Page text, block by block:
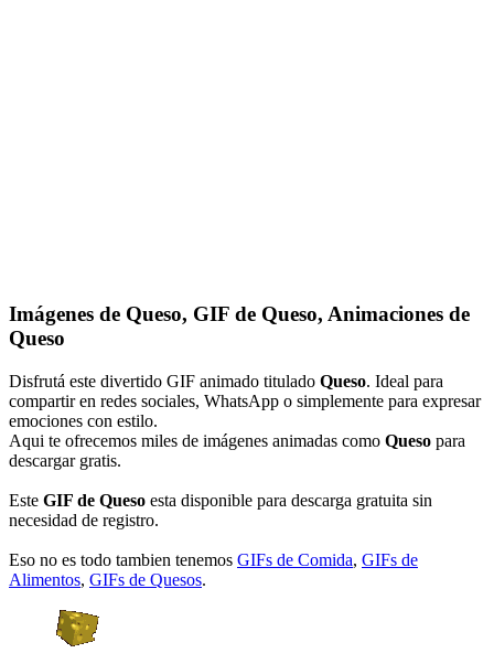
Imágenes de Queso, GIF de Queso, Animaciones de
Queso
Disfrutá este divertido GIF animado titulado Queso. Ideal para
compartir en redes sociales, WhatsApp o simplemente para expresar
emociones con estilo.
Aqui te ofrecemos miles de imágenes animadas como Queso para
descargar gratis.
Este GIF de Queso esta disponible para descarga gratuita sin
necesidad de registro.
Eso no es todo tambien tenemos GIFs de Comida, GIFs de
Alimentos, GIFs de Quesos.